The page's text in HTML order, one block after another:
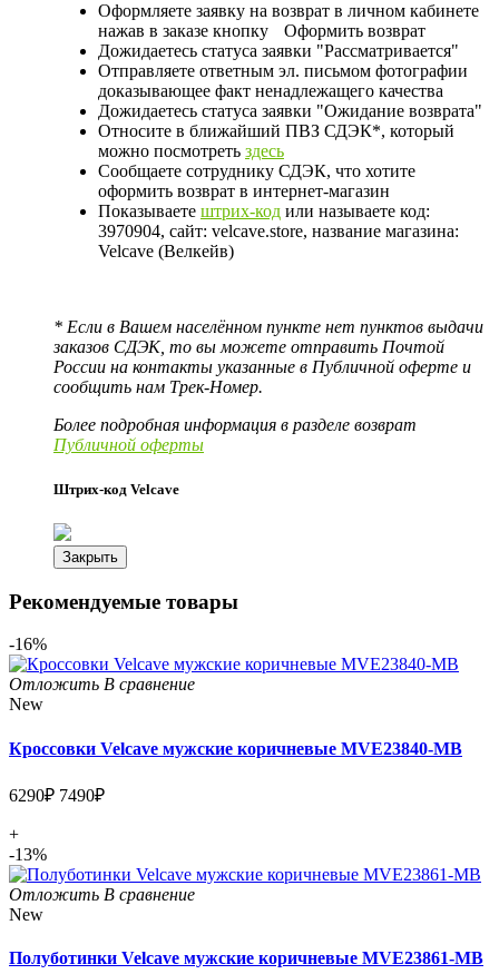
Оформляете заявку на возврат в личном кабинете
нажав в заказе кнопку
Оформить возврат
Дожидаетесь статуса заявки "Рассматривается"
Отправляете ответным эл. письмом фотографии
доказывающее факт ненадлежащего качества
Дожидаетесь статуса заявки "Ожидание возврата"
Относите в ближайший ПВЗ СДЭК*, который
можно посмотреть здесь
Сообщаете сотруднику СДЭК, что хотите
оформить возврат в интернет-магазин
Показываете штрих-код или называете код:
3970904, сайт: velcave.store, название магазина:
Velcave (Велкейв)
* Если в Вашем населённом пункте нет пунктов выдачи
заказов СДЭК, то вы можете отправить Почтой
России на контакты указанные в Публичной оферте и
сообщить нам Трек-Номер.
Более подробная информация в разделе возврат
Публичной оферты
Штрих-код Velcave
Закрыть
Рекомендуемые товары
-16%
Отложить В сравнение
New
Кроссовки Velcave мужские коричневые MVE23840-MB
6290₽ 7490₽
+
-13%
Отложить В сравнение
New
Полуботинки Velcave мужские коричневые MVE23861-MB